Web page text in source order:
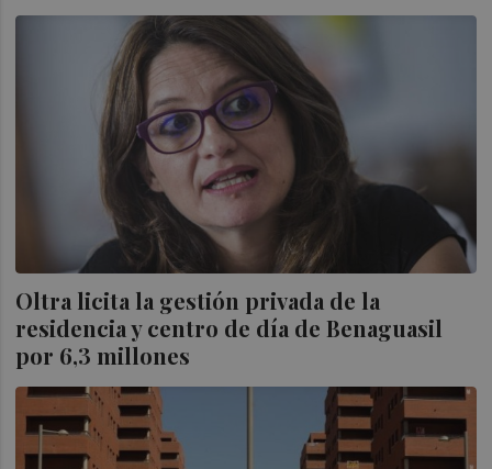
Oltra licita la gestión privada de la
residencia y centro de día de Benaguasil
por 6,3 millones